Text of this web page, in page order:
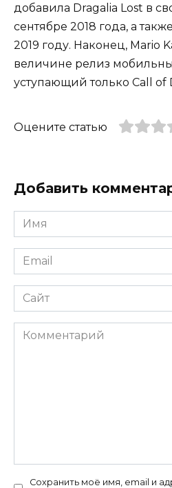
добавила Dragalia Lost в
сентябре 2018 года, а
2019 году. Наконец, Mario
величине релиз
уступающий только Call of
Оцените статью
Добавить
Имя
*
Email
*
Сайт
Комментарий
Сохранить моё имя, email и